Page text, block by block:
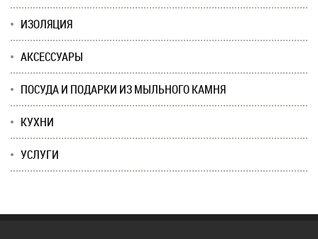
ИЗОЛЯЦИЯ
АКСЕССУАРЫ
ПОСУДА И ПОДАРКИ ИЗ МЫЛЬНОГО КАМНЯ
КУХНИ
УСЛУГИ